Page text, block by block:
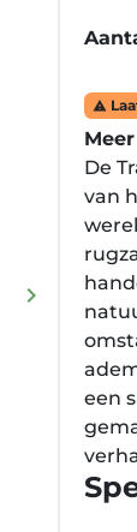
Volgende
keyboard_arrow_right

De
van
een